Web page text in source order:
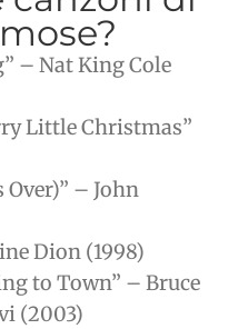
– Nat King Cole
Little Christmas”
Over)” – John
Dion (1998)
to Town” – Bruce
(2003)